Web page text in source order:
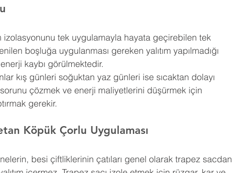
izolasyonunu tek uygulamayla hayata geçirebilen tek
boşluğa uygulanması gereken yalıtım yapılmadığı
kaybı görülmektedir.
kış günleri soğuktan yaz günleri ise sıcaktan dolayı
çözmek ve enerji maliyetlerini düşürmek için
gerekir.
Köpük Çorlu Uygulaması
besi çiftliklerinin çatıları genel olarak trapez sacdan